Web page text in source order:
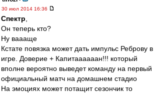
30 июл 2014 16:36
Спектр
Он теперь кто?
Ну ваааще
Кстате повязка может дать импульс Реброву в
игре. Доверие + Капитаааааан!!! который
вполне вероятно выведет команду на первый
официальный матч на домашнем стадио
На эмоциях может потащит сезончик то